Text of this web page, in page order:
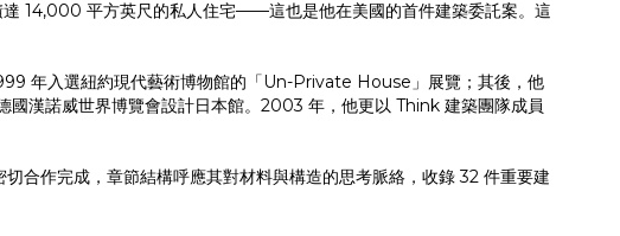
14,000 平方英尺的私人住宅——這也是他在美國的首件建築委託案。這
年入選紐約現代藝術博物館的「Un-Private House」展覽；其後，他
漢諾威世界博覽會設計日本館。2003 年，他更以 Think 建築團隊成員
合作完成，章節結構呼應其對材料與構造的思考脈絡，收錄 32 件重要建